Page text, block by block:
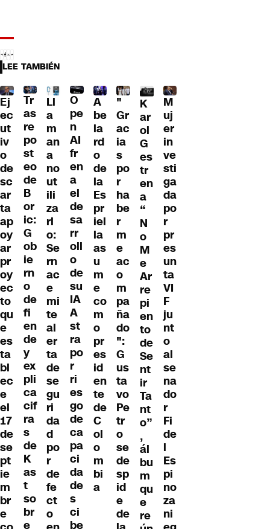
LEE TAMBIÉN
Ej
ec
ut
iv
o
de
sc
ar
ta
ap
oy
ar
pr
oy
ec
to
qu
e
es
ta
bl
ec
e
el
17
de
se
pt
ie
m
br
e
Tr
as
re
po
st
eo
de
B
or
ic:
G
ob
ie
rn
o
de
fi
en
de
y
ex
pli
ca
cif
ra
s
de
K
as
t
so
br
e
Ll
a
m
an
a
no
ut
ili
za
rl
o:
Se
rn
ac
e
mi
te
al
er
ta
de
se
gu
ri
da
d
po
r
de
fe
ct
o
O
pe
n
AI
fr
en
a
el
de
sa
rr
oll
o
de
su
IA
A
st
ra
po
r
ri
es
go
de
ca
pa
ci
da
de
s
ci
be
A
be
la
rd
o
de
la
Es
pr
iel
la
as
u
m
e
co
m
o
pr
es
id
en
te
de
C
ol
o
m
bi
a
"
Gr
ac
ia
s
po
r
ha
be
r
m
e
ac
o
m
pa
ña
do
":
G
us
ta
vo
Pe
tr
o
se
de
sp
id
e
de
K
ar
ol
G
es
tr
en
a
“
N
o
M
e
Ar
re
pi
en
to
de
Se
nt
ir
Ta
nt
o”
,
ál
bu
m
qu
e
re
M
uj
er
in
ve
sti
ga
da
po
r
pr
es
un
ta
VI
F
ju
nt
o
al
se
na
do
r
Fi
de
l
Es
pi
no
za
ni